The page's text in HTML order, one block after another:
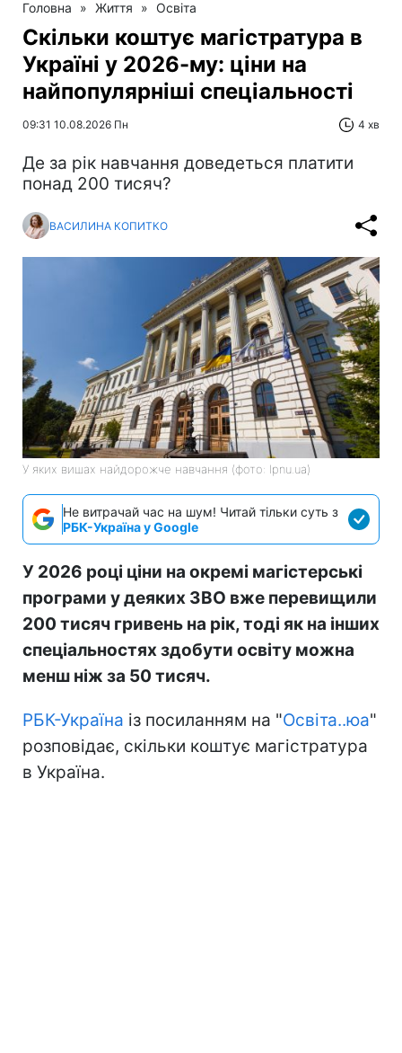
Головна » Життя » Освіта
Скільки коштує магістратура в
Україні у 2026-му: ціни на
найпопулярніші спеціальності
09:31 10.08.2026 Пн 4 хв
Де за рік навчання доведеться платити
понад 200 тисяч?
ВАСИЛИНА КОПИТКО
У яких вишах найдорожче навчання (фото: lpnu.ua)
Не витрачай час на шум! Читай тільки суть з
РБК-Україна у Google
У 2026 році ціни на окремі магістерські
програми у деяких ЗВО вже перевищили
200 тисяч гривень на рік, тоді як на інших
спеціальностях здобути освіту можна
менш ніж за 50 тисяч.
РБК-Україна із посиланням на "Освіта..юа"
розповідає, скільки коштує магістратура
в Україна.